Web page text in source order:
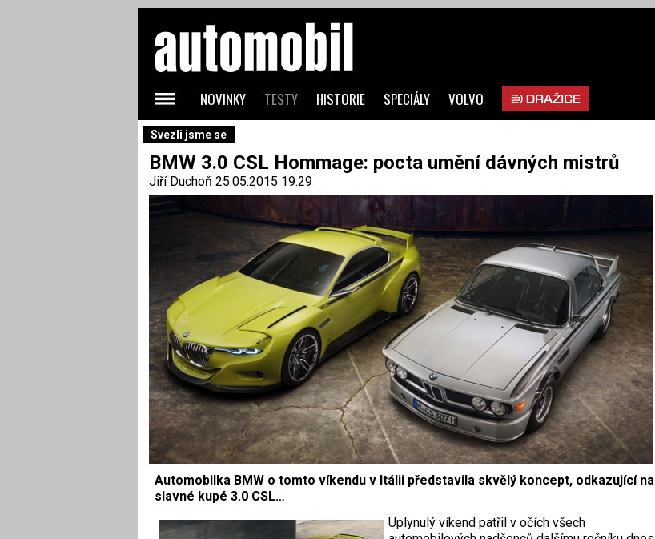
Svezli jsme se
BMW 3.0 CSL Hommage: pocta umění dávných mistrů
Jiří Duchoň 25.05.2015 19:29
Automobilka BMW o tomto víkendu v Itálii představila skvělý koncept, odkazující na
slavné kupé 3.0 CSL…
Uplynulý víkend patřil v očích všech
NOVINKY TESTY HISTORIE SPECIÁLY VOLVO